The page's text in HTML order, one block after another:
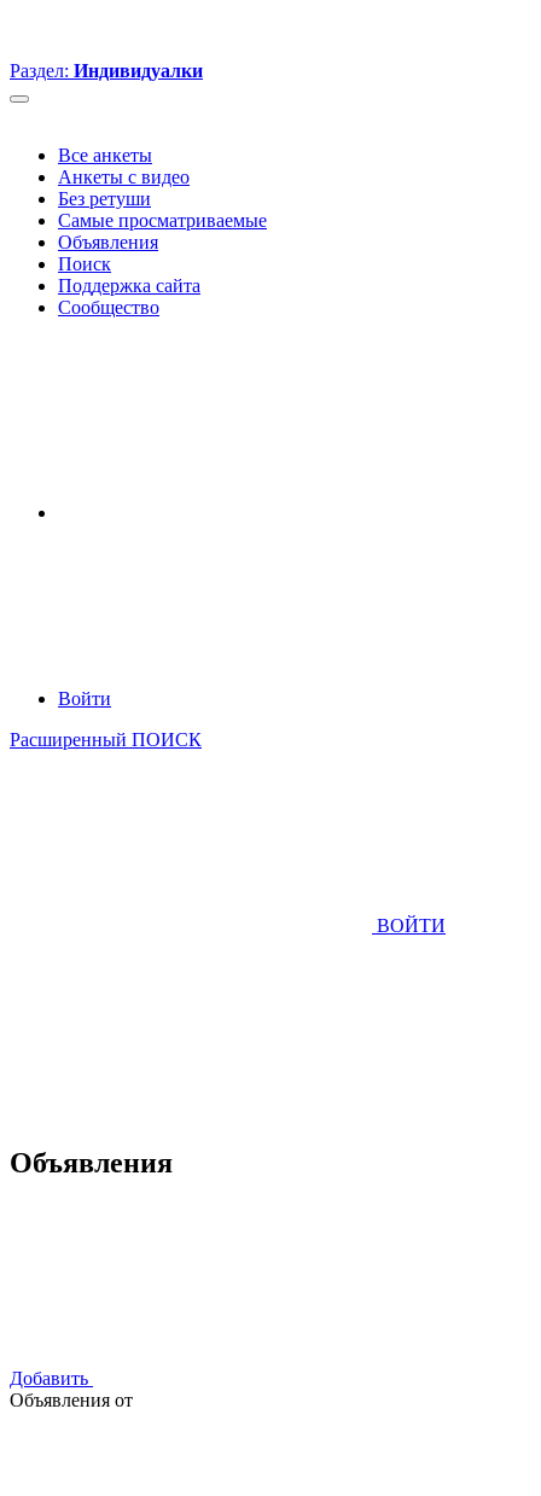
Раздел: Индивидуалки
Все анкеты
Анкеты с видео
Без ретуши
Самые просматриваемые
Объявления
Поиск
Поддержка сайта
Сообщество
Войти
Расширенный ПОИСК
ВОЙТИ
Объявления
Добавить
Объявления от